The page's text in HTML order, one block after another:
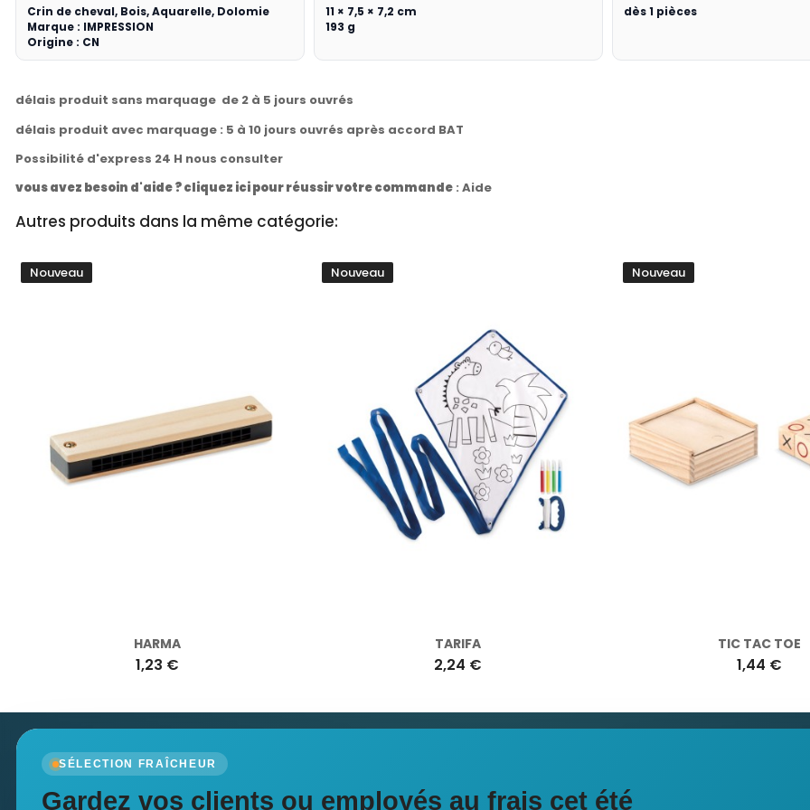
Crin de cheval, Bois, Aquarelle, Dolomie
Marque : IMPRESSION
Origine : CN
11 × 7,5 × 7,2 cm
193 g
dès 1 pièces
délais produit sans marquage de 2 à 5 jours ouvrés
délais produit avec marquage : 5 à 10 jours ouvrés après accord BAT
Possibilité d'express 24 H nous consulter
vous avez besoin d'aide ? cliquez ici pour réussir votre commande : Aide
Autres produits dans la même catégorie:
Nouveau
HARMA
1,23 €
Nouveau
TARIFA
2,24 €
Nouveau
TIC TAC TOE
1,44 €
SÉLECTION FRAÎCHEUR
Gardez vos clients ou employés au frais cet été
Newsletter